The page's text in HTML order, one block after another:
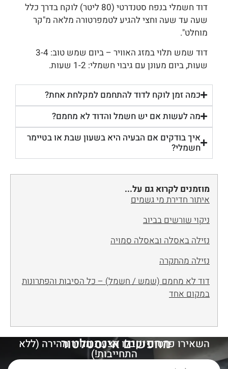
דוד חשמלי בנפח סטנדרטי (80 ליטר) לוקח בדרך כלל
שעה עד שעה וחצי להגיע לטמפרטורה מלאה מ"קר
מוחלט".
דוד שמש תלוי במזג האוויר – ביום שמש טוב: 3-4
שעות, ביום מעונן עם גיבוי חשמלי: 1-2 שעות.
כמה זמן לוקח לדוד להתחמם למקלחת אחת?
מה לעשות אם יש חשמל והדוד לא מחמם?
איך בודקים אם הבעיה היא בשעון שבת או בטיימר
חשמלי?
מוזמנים לקרוא גם על...
איתור חדירת מי גשמים
ניקוי שורשים בביוב
נזילה באסלה ובאסלה סמויה
נזילה מהתקרה
דוד לא מחמם (שמש / חשמל) – כל הסיבות והפתרונות
במקום אחד
מחפשים אינסטלטורמומלץ?
השאירו פרטים וקבלו הצעת מחיר מהירה (ללא
התחייבות!)